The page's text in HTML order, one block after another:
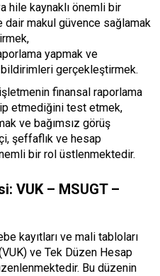
hile kaynaklı önemli bir
dair makul güvence sağlamak
yapmak ve
bildirimleri gerçekleştirmek.
finansal raporlama
etmediğini test etmek,
ve bağımsız görüş
şeffaflık ve hesap
bir rol üstlenmektedir.
VUK – MSUGT –
kayıtları ve mali tabloları
ve Tek Düzen Hesap
Bu düzenin